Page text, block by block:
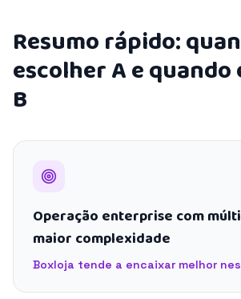
Resumo rápido:
escolher A e
B
Operação enterprise com
maior complexidade
Boxloja tende a encaixar melhor